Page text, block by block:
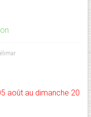
août au dimanche 20